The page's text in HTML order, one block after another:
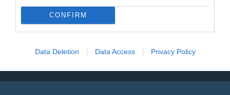
CONFIRM
Data Deletion Data Access Privacy Policy
Iscriviti alla newsletter